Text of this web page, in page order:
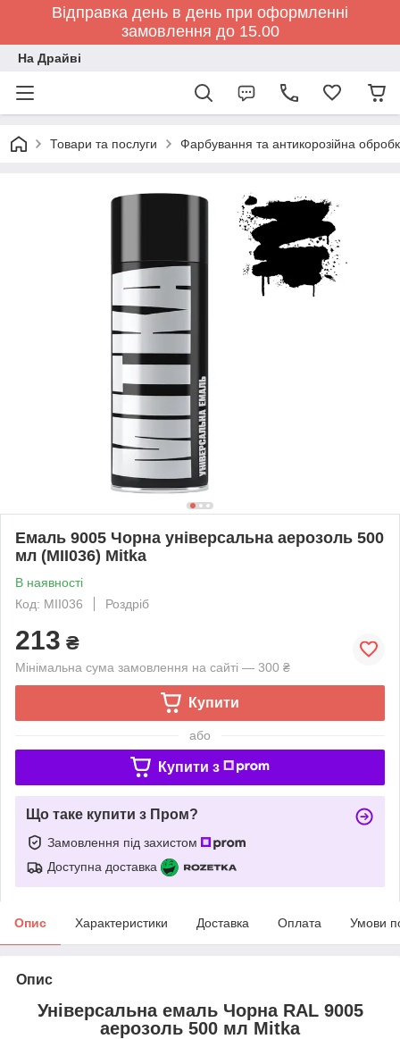
Відправка день в день при оформленні
замовлення до 15.00
На Драйві
Товари та послуги Фарбування та антикорозійна
Емаль 9005 Чорна універсальна аерозоль 500
мл (MII036) Mitka
В наявності
Код: MII036
Роздріб
213 ₴
Мінімальна сума замовлення на сайті — 300 ₴
Купити
або
Купити з
Що таке купити з Пром?
Замовлення під захистом
Доступна доставка
Опис Характеристики Доставка Оплата Умови
Опис
Універсальна емаль Чорна RAL 9005
аерозоль 500 мл Mitka